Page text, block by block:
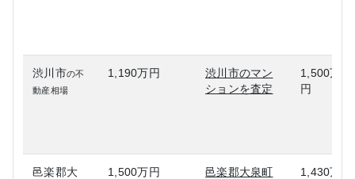
渋川市の不
動産相場
1,190万円
渋川市のマン
ションを査定
1,500万
円
邑楽郡大
1,500万円
邑楽郡大泉町
1,430万